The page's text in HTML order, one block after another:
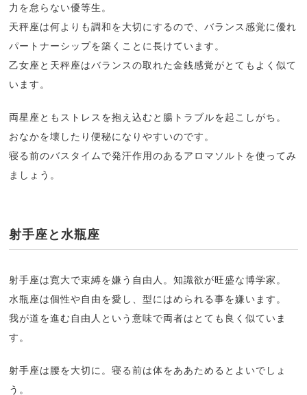
力を怠らない優等生。
天秤座は何よりも調和を大切にするので、バランス感覚に優れ
パートナーシップを築くことに長けています。
乙女座と天秤座はバランスの取れた金銭感覚がとてもよく似て
います。
両星座ともストレスを抱え込むと腸トラブルを起こしがち。
おなかを壊したり便秘になりやすいのです。
寝る前のバスタイムで発汗作用のあるアロマソルトを使ってみ
ましょう。
射手座と水瓶座
射手座は寛大で束縛を嫌う自由人。知識欲が旺盛な博学家。
水瓶座は個性や自由を愛し、型にはめられる事を嫌います。
我が道を進む自由人という意味で両者はとても良く似ていま
す。
射手座は腰を大切に。寝る前は体をああためるとよいでしょ
う。